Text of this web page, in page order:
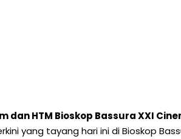
dan HTM Bioskop Bassura XXI
yang tayang hari ini di Bioskop